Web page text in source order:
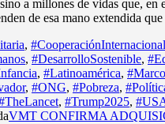
a millones de vidas que, en
de esa mano extendida
, #CooperaciónInternacional
, #DesarrolloSostenible,
, #Latinoamérica,
, #ONG, #Pobreza,
, #Trump2025,
VMT CONFIRMA